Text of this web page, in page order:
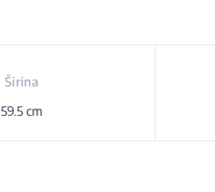
Širina
59.5 cm